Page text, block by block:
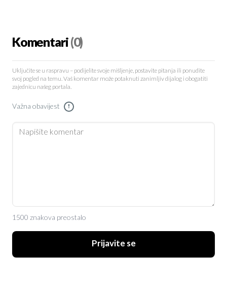
Komentari(0)
Uključite se u raspravu – podijelite svoje mišljenje, postavite pitanja ili ponudite
svoj pogled na temu. Vaš komentar može potaknuti zanimljiv dijalog i obogatiti
zajednicu našeg portala.
Važna obavijest !
1500 znakova preostalo
Prijavite se